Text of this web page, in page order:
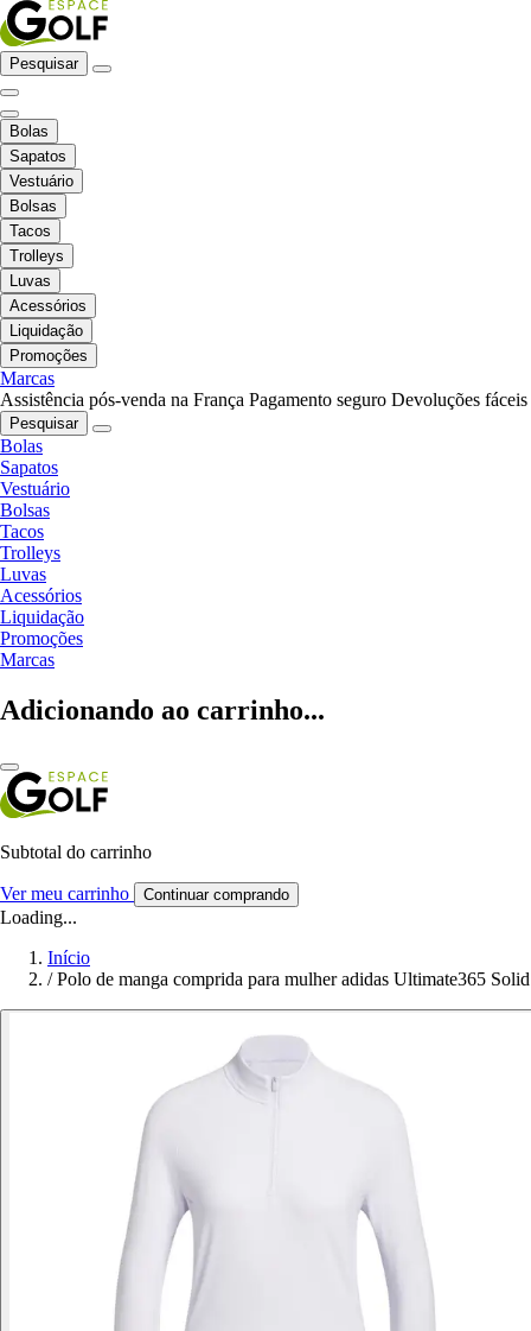
Pesquisar
Bolas
Sapatos
Vestuário
Bolsas
Tacos
Trolleys
Luvas
Acessórios
Liquidação
Promoções
Marcas
Assistência pós-venda na França Pagamento seguro Devoluções fáceis
Pesquisar
Bolas
Sapatos
Vestuário
Bolsas
Tacos
Trolleys
Luvas
Acessórios
Liquidação
Promoções
Marcas
Adicionando ao carrinho...
Subtotal do carrinho
Ver meu carrinho Continuar comprando
Loading...
Início
/ Polo de manga comprida para mulher adidas Ultimate365 Solid